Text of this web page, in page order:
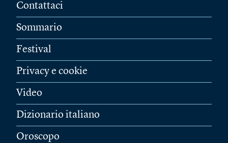
Contattaci
Sommario
Festival
Privacy e cookie
Video
Dizionario italiano
Oroscopo